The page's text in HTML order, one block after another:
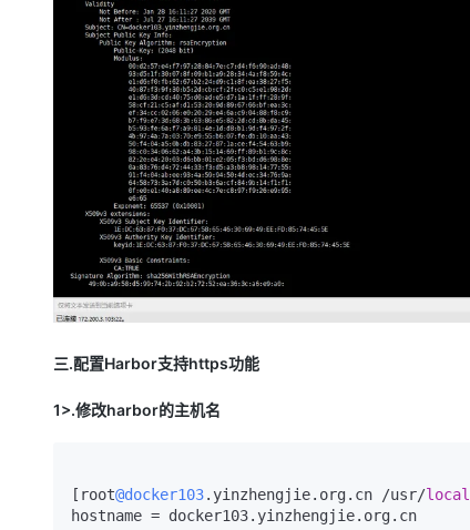
三.配置Harbor支持https功能
1>.修改harbor的主机名
[root@docker103.yinzhengjie.org.cn /usr/local
hostname = docker103.yinzhengjie.org.cn